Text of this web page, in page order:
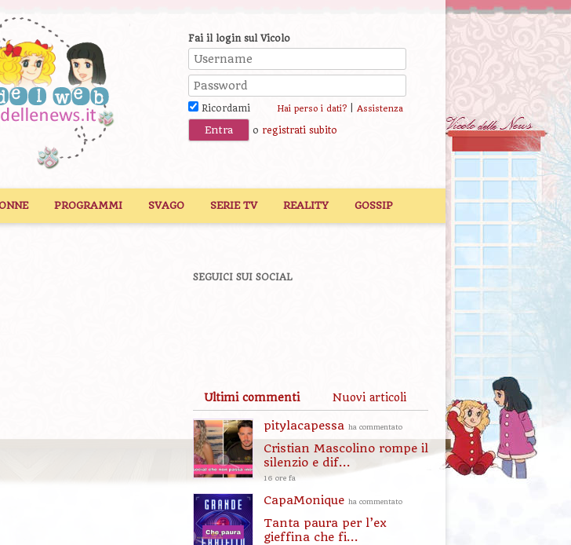
Fai il login sul Vicolo
Ricordami Hai perso i dati?| Assistenza
o registrati subito
PROGRAMMI SVAGO SERIE TV REALITY GOSSIP
SEGUICI SUI SOCIAL
Ultimi commenti Nuovi articoli
pitylacapessa ha commentato
Cristian Mascolino rompe il
silenzio e dif...
16 ore fa
CapaMonique ha commentato
Tanta paura per l’ex
gieffina che fi...